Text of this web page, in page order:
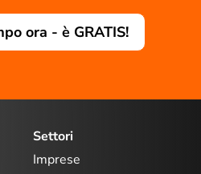
ora - è GRATIS!
Settori
Imprese